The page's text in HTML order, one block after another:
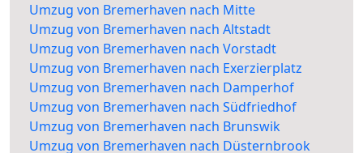
Umzug von Bremerhaven nach Mitte
Umzug von Bremerhaven nach Altstadt
Umzug von Bremerhaven nach Vorstadt
Umzug von Bremerhaven nach Exerzierplatz
Umzug von Bremerhaven nach Damperhof
Umzug von Bremerhaven nach Südfriedhof
Umzug von Bremerhaven nach Brunswik
Umzug von Bremerhaven nach Düsternbrook